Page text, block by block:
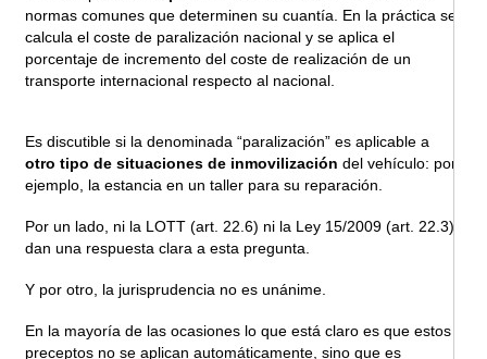
normas comunes que determinen su cuantía. En la práctica se
calcula el coste de paralización nacional y se aplica el
porcentaje de incremento del coste de realización de un
transporte internacional respecto al nacional.
Es discutible si la denominada “paralización” es aplicable a
otro tipo de situaciones de inmovilización del vehículo: por
ejemplo, la estancia en un taller para su reparación.
Por un lado, ni la LOTT (art. 22.6) ni la Ley 15/2009 (art. 22.3)
dan una respuesta clara a esta pregunta.
Y por otro, la jurisprudencia no es unánime.
En la mayoría de las ocasiones lo que está claro es que estos
preceptos no se aplican automáticamente, sino que es